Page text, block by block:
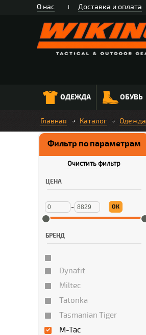
О нас Доставка и оплата
ОДЕЖДА ОБУВЬ
Главная Каталог Одежда
Фильтр по параметрам
Очистить фильтр
ЦЕНА
- ОК
БРЕНД
Dynafit
Miltec
Tatonka
Tasmanian Tiger
M-Tac